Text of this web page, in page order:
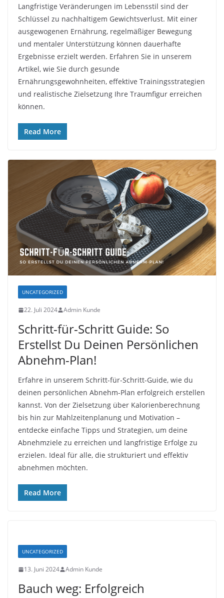
Langfristige Veränderungen im Lebensstil sind der
Schlüssel zu nachhaltigem Gewichtsverlust. Mit einer
ausgewogenen Ernährung, regelmäßiger Bewegung
und mentaler Unterstützung können dauerhafte
Ergebnisse erzielt werden. Erfahren Sie in unserem
Artikel, wie Sie durch gesunde
Ernährungsgewohnheiten, effektive Trainingsstrategien
und realistische Zielsetzung Ihre Traumfigur erreichen
können.
Read More
UNCATEGORIZED
22. Juli 2024 Admin Kunde
Schritt-für-Schritt Guide: So
Erstellst Du Deinen Persönlichen
Abnehm-Plan!
Erfahre in unserem Schritt-für-Schritt-Guide, wie du
deinen persönlichen Abnehm-Plan erfolgreich erstellen
kannst. Von der Zielsetzung über Kalorienberechnung
bis hin zur Mahlzeitenplanung und Motivation –
entdecke einfache Tipps und Strategien, um deine
Abnehmziele zu erreichen und langfristige Erfolge zu
erzielen. Ideal für alle, die strukturiert und effektiv
abnehmen möchten.
Read More
UNCATEGORIZED
13. Juni 2024 Admin Kunde
Bauch weg: Erfolgreich